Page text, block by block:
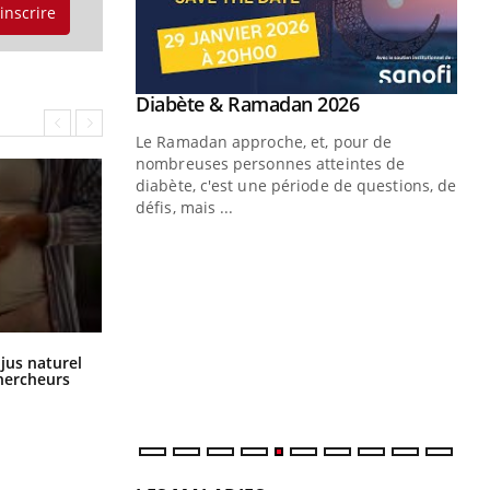
jus naturel
Mains : se
tout nouveau
piscine,
Nos mains
Youtube
Diabète & Ramadan 2026Youtube
Le Ramadan approche, et, pour de
nombreuses personnes atteintes de
diabète, c'est une période de questions, de
défis, mais ...